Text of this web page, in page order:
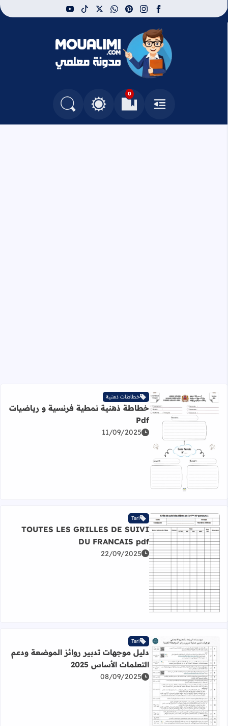
facebook
instagram
pinterest
whatsapp
x
tiktok
youtube
مدونة معلمي
القائمة
0
العلامات المرجعيةالتغيير بين الوضع النهاري والداكن
البحث في المدونة
اقرأ المزيد عن خطاطة ذهنية نمطية فرنسية و رياضيات Pdf
خطاطات ذهنية
خطاطة ذهنية نمطية فرنسية و رياضيات
Pdf
11/09/2025
اقرأ المزيد عن TOUTES LES GRILLES DE SUIVI DU FRANCAIS pdf
Tarl
TOUTES LES GRILLES DE SUIVI
DU FRANCAIS pdf
22/09/2025
اقرأ المزيد عن دليل موجهات تدبير روائز الموضعة ودعم
Tarl
دليل موجهات تدبير روائز الموضعة ودعم
التعلمات الأساس 2025
08/09/2025